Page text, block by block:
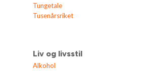
Tungetale
Tusenårsriket
Liv og livsstil
Alkohol